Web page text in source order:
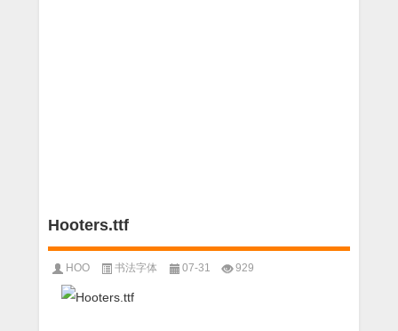
Hooters.ttf
HOO 书法字体 07-31 929